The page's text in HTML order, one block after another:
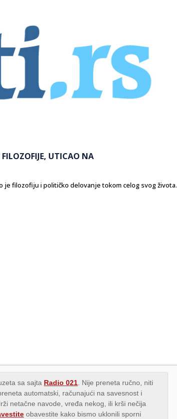
UTICAO NA
je filozofiju i političko delovanje tokom celog svog života.
sa sajta Radio 021 . Nije preneta ručno, niti
automatski, računajući na savesnost i
netačne navode, vređa nekog, ili krši nečija
obavestite kako bismo uklonili sporni